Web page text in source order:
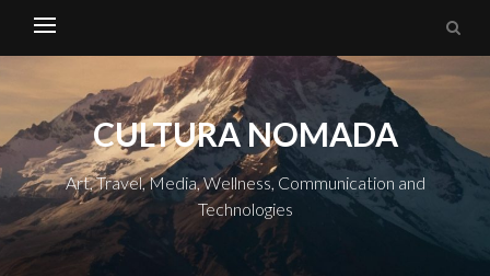
CULTURA NOMADA
Art, Travel, Media, Wellness, Communication and
Technologies